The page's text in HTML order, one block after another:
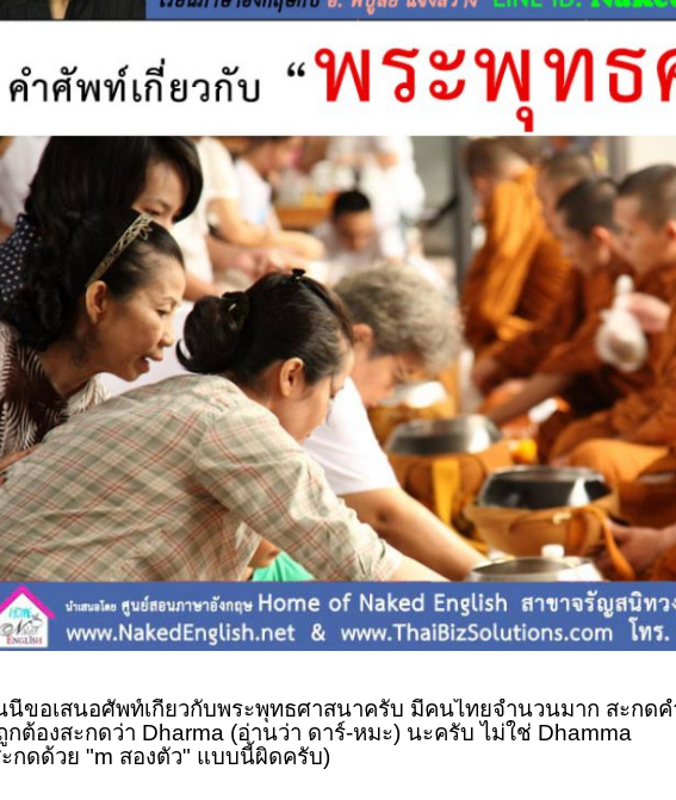
นี้ขอเสนอศัพท์เกี่ยวกับพระพุทธศาสนาครับ มีคนไทยจำนวนมาก สะกด
กต้องสะกดว่า Dharma (อ่านว่า ดาร์-หมะ) นะครับ ไม่ใช่ Dhamma
กดด้วย "m สองตัว" แบบนี้ผิดครับ)